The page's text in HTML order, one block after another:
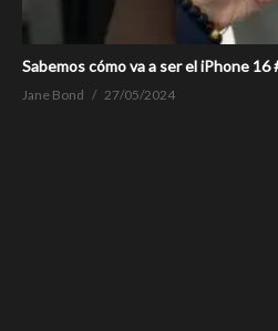
Sabemos cómo va a ser el iPhone
Jane Bond 27/05/2024